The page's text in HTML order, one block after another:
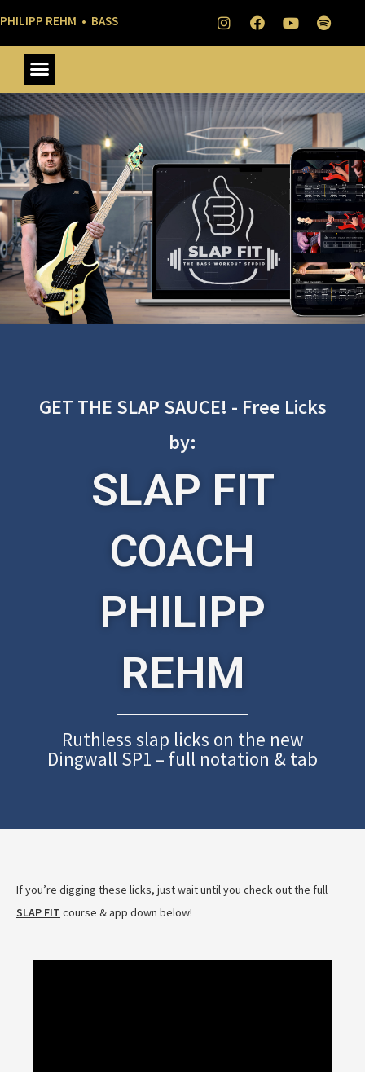
PHILIPP REHM • BASS
GET THE SLAP SAUCE! - Free Licks
by:
SLAP FIT
COACH
PHILIPP
REHM
Ruthless slap licks on the new
Dingwall SP1 – full notation & tab
If you’re digging these licks, just wait until you check out the full
SLAP FIT course & app down below!